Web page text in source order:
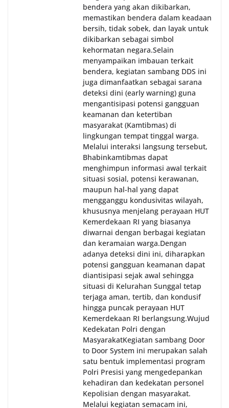
bendera yang akan dikibarkan,
memastikan bendera dalam keadaan
bersih, tidak sobek, dan layak untuk
dikibarkan sebagai simbol
kehormatan negara.‎‎‎Selain
menyampaikan imbauan terkait
bendera, kegiatan sambang DDS ini
juga dimanfaatkan sebagai sarana
deteksi dini (early warning) guna
mengantisipasi potensi gangguan
keamanan dan ketertiban
masyarakat (Kamtibmas) di
lingkungan tempat tinggal warga.
Melalui interaksi langsung tersebut,
Bhabinkamtibmas dapat
menghimpun informasi awal terkait
situasi sosial, potensi kerawanan,
maupun hal-hal yang dapat
mengganggu kondusivitas wilayah,
khususnya menjelang perayaan HUT
Kemerdekaan RI yang biasanya
diwarnai dengan berbagai kegiatan
dan keramaian warga.‎‎Dengan
adanya deteksi dini ini, diharapkan
potensi gangguan keamanan dapat
diantisipasi sejak awal sehingga
situasi di Kelurahan Sunggal tetap
terjaga aman, tertib, dan kondusif
hingga puncak perayaan HUT
Kemerdekaan RI berlangsung.‎‎Wujud
Kedekatan Polri dengan
Masyarakat‎Kegiatan sambang Door
to Door System ini merupakan salah
satu bentuk implementasi program
Polri Presisi yang mengedepankan
kehadiran dan kedekatan personel
Kepolisian dengan masyarakat.
Melalui kegiatan semacam ini,